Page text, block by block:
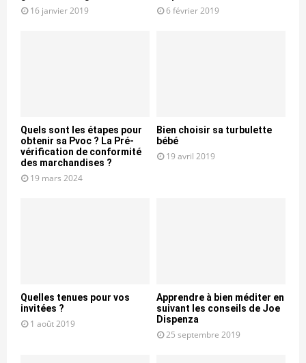
16 janvier 2019 6 février 2019
Quels sont les étapes pour
obtenir sa Pvoc ? La Pré-
vérification de conformité
des marchandises ?
19 mars 2024
Bien choisir sa turbulette
bébé
19 avril 2019
Quelles tenues pour vos
invitées ?
1 août 2019
Apprendre à bien méditer en
suivant les conseils de Joe
Dispenza
25 septembre 2019